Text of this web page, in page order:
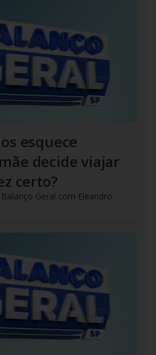
esquece
decide viajar
certo?
Geral com Eleandro